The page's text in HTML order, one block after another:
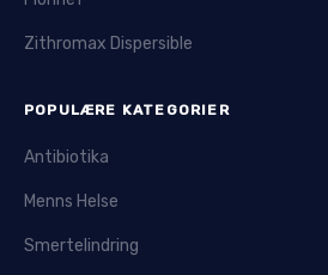
Zithromax Dispersible
POPULÆRE KATEGORIER
Antibiotika
Menns Helse
Smertelindring